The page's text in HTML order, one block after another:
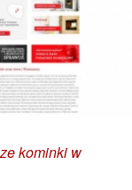
kominki w